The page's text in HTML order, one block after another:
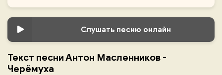
Слушать песню онлайн
Текст песни Антон Масленников -
Черёмуха